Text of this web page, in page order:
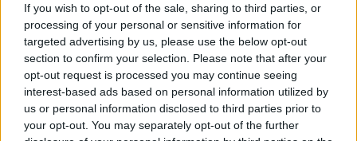
If you wish to opt-out of the sale, sharing to third parties, or
processing of your personal or sensitive information for
targeted advertising by us, please use the below opt-out
section to confirm your selection. Please note that after your
opt-out request is processed you may continue seeing
interest-based ads based on personal information utilized by
us or personal information disclosed to third parties prior to
your opt-out. You may separately opt-out of the further